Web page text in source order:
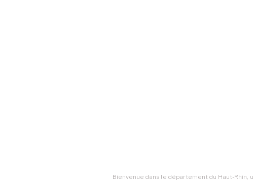
Bienvenue dans le département du Haut-